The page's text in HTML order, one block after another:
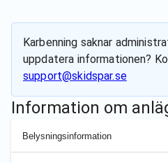
Karbenning saknar
uppdatera informationen?
support@skidspar.se
Information om
Belysningsinformation